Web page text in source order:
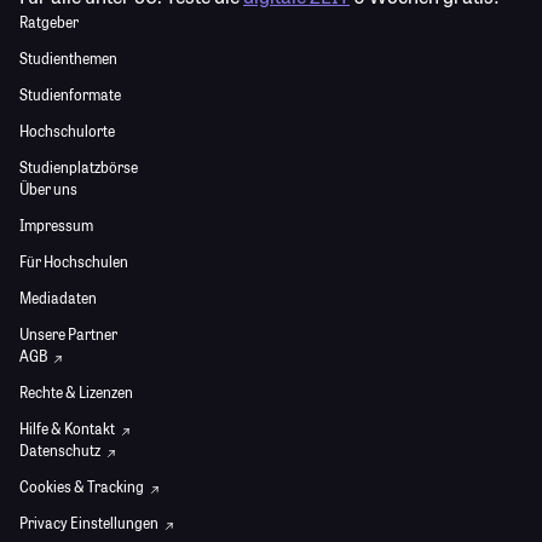
Ratgeber
Studienthemen
Studienformate
Hochschulorte
Studienplatzbörse
Über uns
Impressum
Für Hochschulen
Mediadaten
Unsere Partner
AGB
Rechte & Lizenzen
Hilfe & Kontakt
Datenschutz
Cookies & Tracking
Privacy Einstellungen